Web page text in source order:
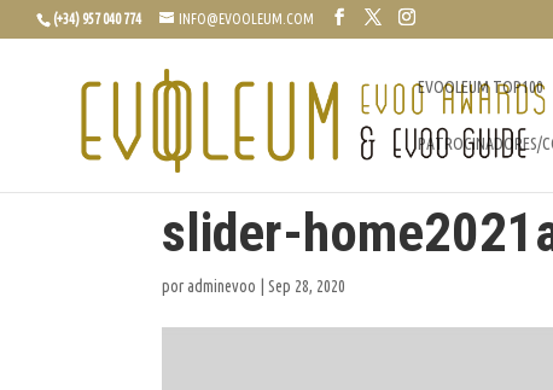
(+34) 957 040 774 INFO@EVOOLEUM.COM
EVOOLEUM TOP100
PATROCINADORES/
slider-
poradminevoo |Sep 28, 2020